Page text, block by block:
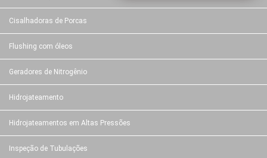
Cisalhadoras de Porcas
Flushing com óleos
Geradores de Nitrogênio
Hidrojateamento
Hidrojateamentos em Altas Pressões
Inspeção de Tubulações